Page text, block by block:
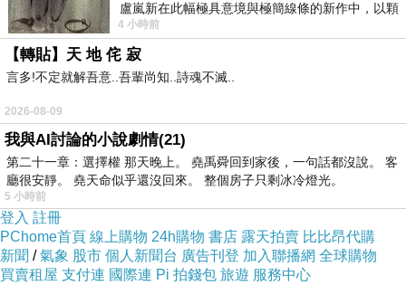
上一篇：Rama Rama 印度神射手
下一篇：人生第三首婆羅門舞曲
盧嵐新在此幅極具意境與極簡線條的新作中，以顆
粒感豐富的灰綠粗糙背景，搭配凝練且具
4 小時前
【轉貼】天 地 侘 寂
言多!不定就解吾意..吾輩尚知..詩魂不滅..
2026-08-09
我與AI討論的小說劇情(21)
第二十一章：選擇權 那天晚上。 堯禹舜回到家後，一句話都沒說。 客
廳很安靜。 堯天命似乎還沒回來。 整個房子只剩冰冷燈光。
5 小時前
登入 註冊
PChome首頁 線上購物 24h購物 書店 露天拍賣 比比昂代購
新聞 /氣象 股市 個人新聞台 廣告刊登 加入聯播網 全球購物
買賣租屋 支付連 國際連 Pi 拍錢包 旅遊 服務中心